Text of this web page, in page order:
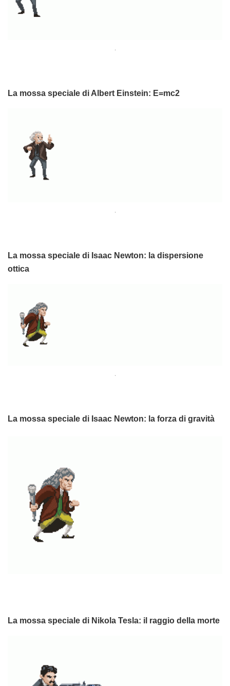
.
La mossa speciale di Albert Einstein: E=mc2
.
La mossa speciale di Isaac Newton: la dispersione
ottica
.
La mossa speciale di Isaac Newton: la forza di gravità
La mossa speciale di Nikola Tesla: il raggio della morte